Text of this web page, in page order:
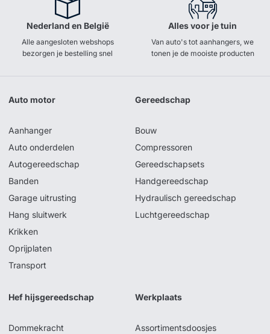
Nederland en België
Alle aangesloten webshops
bezorgen je bestelling snel
Alles voor je tuin
Van auto's tot aanhangers, we
tonen je de mooiste producten
Auto motor
Aanhanger
Auto onderdelen
Autogereedschap
Banden
Garage uitrusting
Hang sluitwerk
Krikken
Oprijplaten
Transport
Gereedschap
Bouw
Compressoren
Gereedschapsets
Handgereedschap
Hydraulisch gereedschap
Luchtgereedschap
Hef hijsgereedschap
Dommekracht
Werkplaats
Assortimentsdoosjes